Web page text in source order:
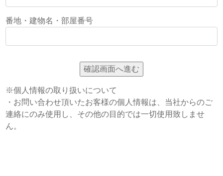
番地・建物名・部屋番号
※個人情報の取り扱いについて
・お問い合わせ頂いたお客様の個人情報は、当社からのご
連絡にのみ使用し、その他の目的では一切使用致しませ
ん。